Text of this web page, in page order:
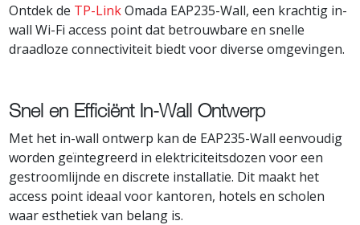
Ontdek de TP-LinkOmada EAP235-Wall, een krachtig in-
wall Wi-Fi access point dat betrouwbare en snelle
draadloze connectiviteit biedt voor diverse omgevingen.
Snel en Efficiënt In-Wall Ontwerp
Met het in-wall ontwerp kan de EAP235-Wall eenvoudig
worden geïntegreerd in elektriciteitsdozen voor een
gestroomlijnde en discrete installatie. Dit maakt het
access point ideaal voor kantoren, hotels en scholen
waar esthetiek van belang is.